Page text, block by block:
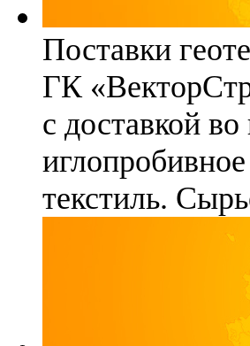
Поставки
ГК
с доставкой
текстиль.